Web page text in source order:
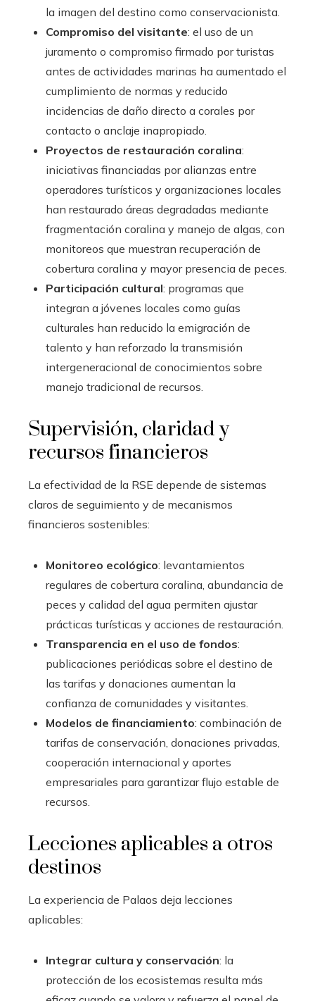
la imagen del destino como conservacionista.
Compromiso del visitante: el uso de un
juramento o compromiso firmado por turistas
antes de actividades marinas ha aumentado el
cumplimiento de normas y reducido
incidencias de daño directo a corales por
contacto o anclaje inapropiado.
Proyectos de restauración coralina:
iniciativas financiadas por alianzas entre
operadores turísticos y organizaciones locales
han restaurado áreas degradadas mediante
fragmentación coralina y manejo de algas, con
monitoreos que muestran recuperación de
cobertura coralina y mayor presencia de peces.
Participación cultural: programas que
integran a jóvenes locales como guías
culturales han reducido la emigración de
talento y han reforzado la transmisión
intergeneracional de conocimientos sobre
manejo tradicional de recursos.
Supervisión, claridad y
recursos financieros
La efectividad de la RSE depende de sistemas
claros de seguimiento y de mecanismos
financieros sostenibles:
Monitoreo ecológico: levantamientos
regulares de cobertura coralina, abundancia de
peces y calidad del agua permiten ajustar
prácticas turísticas y acciones de restauración.
Transparencia en el uso de fondos:
publicaciones periódicas sobre el destino de
las tarifas y donaciones aumentan la
confianza de comunidades y visitantes.
Modelos de financiamiento: combinación de
tarifas de conservación, donaciones privadas,
cooperación internacional y aportes
empresariales para garantizar flujo estable de
recursos.
Lecciones aplicables a otros
destinos
La experiencia de Palaos deja lecciones
aplicables:
Integrar cultura y conservación: la
protección de los ecosistemas resulta más